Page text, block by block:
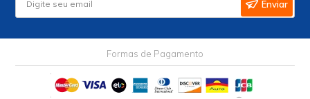
Enviar
Formas de Pagamento